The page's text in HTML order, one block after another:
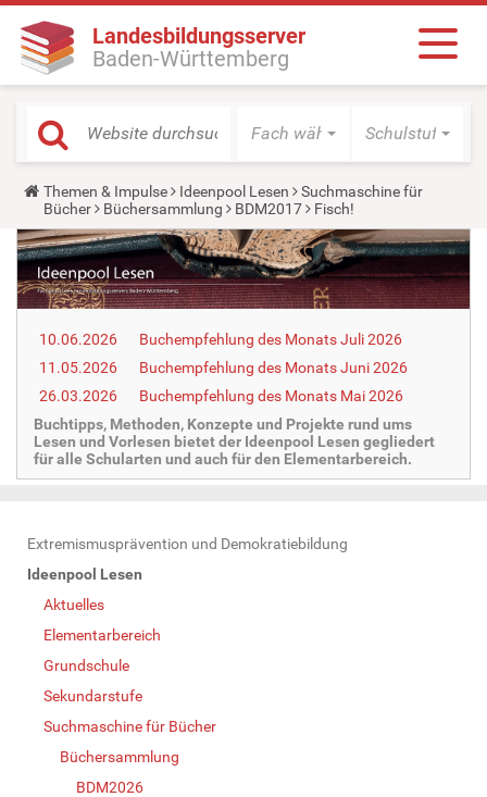
Landesbildungsserver
Baden-Württemberg
Fach wählen Schulstufe
Y
o
u
a
r
e
h
e
e
:
Themen & Impulse Ideenpool Lesen
Suchmaschine für
Bücher
Büchersammlung BDM2017 Fisch!
10.06.2026
Buchempfehlung des Monats Juli 2026
11.05.2026
Buchempfehlung des Monats Juni 2026
26.03.2026
Buchempfehlung des Monats Mai 2026
Buchtipps, Methoden, Konzepte und Projekte rund ums
Lesen und Vorlesen bietet der Ideenpool Lesen gegliedert
für alle Schularten und auch für den Elementarbereich.
N
a
Extremismusprävention und Demokratiebildung
Ideenpool Lesen
Aktuelles
Elementarbereich
Grundschule
Sekundarstufe
Suchmaschine für Bücher
Büchersammlung
BDM2026